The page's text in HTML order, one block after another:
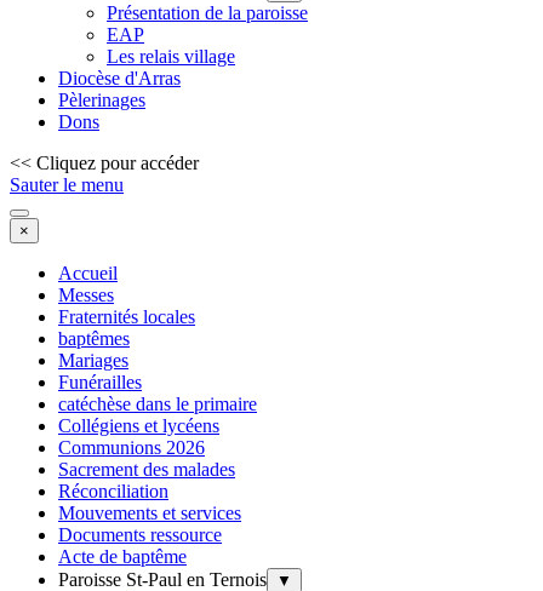
Présentation de la paroisse
EAP
Les relais village
Diocèse d'Arras
Pèlerinages
Dons
<< Cliquez pour accéder
Sauter le menu
×
Accueil
Messes
Fraternités locales
baptêmes
Mariages
Funérailles
catéchèse dans le primaire
Collégiens et lycéens
Communions 2026
Sacrement des malades
Réconciliation
Mouvements et services
Documents ressource
Acte de baptême
Paroisse St-Paul en Ternois
▼